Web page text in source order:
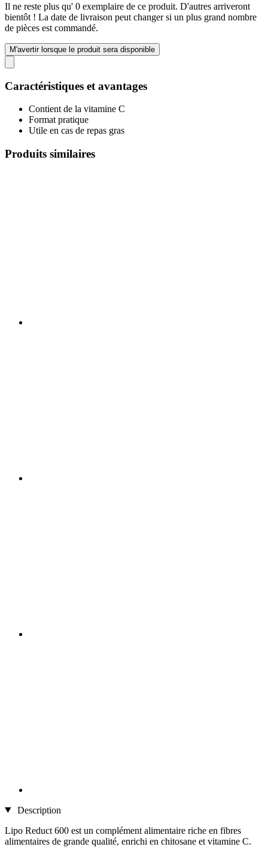
Il ne reste plus qu' 0 exemplaire de ce produit. D'autres arriveront
bientôt ! La date de livraison peut changer si un plus grand nombre
de pièces est commandé.
M'avertir lorsque le produit sera disponible
Caractéristiques et avantages
Contient de la vitamine C
Format pratique
Utile en cas de repas gras
Produits similaires
Description
Lipo Reduct 600 est un complément alimentaire riche en fibres
alimentaires de grande qualité, enrichi en chitosane et vitamine C.